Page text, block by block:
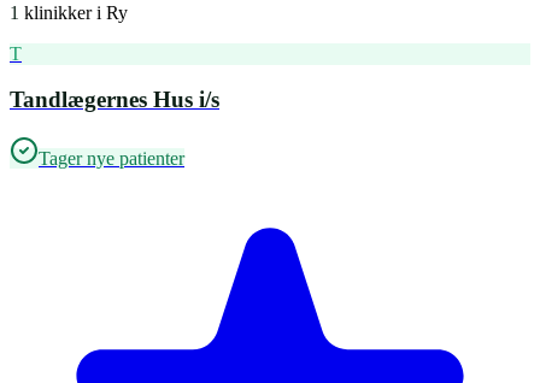
1 klinikker i Ry
T
Tandlægernes Hus i/s
Tager nye patienter